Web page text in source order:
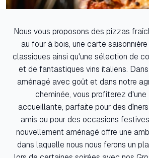
Nous vous proposons des pizzas
au four à bois, une carte
classiques ainsi qu'une sélection de
et de fantastiques vins italiens.
aménagé avec goût et dans notre
cheminée, vous profiterez d'une
accueillante, parfaite pour des
amis ou pour des occasions
nouvellement aménagé offre une
dans laquelle nous nous ferons un